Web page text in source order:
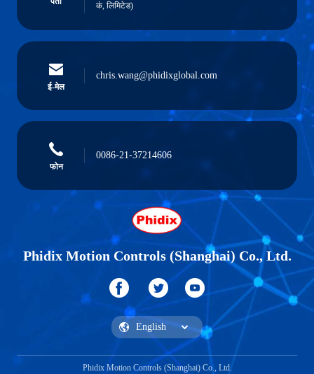
कं, लिमिटेड)
ई-मेल
chris.wang@phidixglobal.com
फोन
0086-21-37214606
Phidix Motion Controls (Shanghai) Co., Ltd.
Phidix Motion Controls (Shanghai) Co., Ltd.